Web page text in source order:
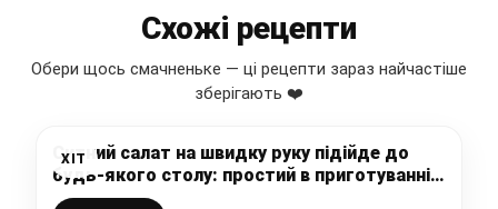
Схожі рецепти
Обери щось смачненьке — ці рецепти зараз найчастіше
зберігають ❤️
ХІТ
Ситний салат на швидку руку підійде до
будь-якого столу: простий в приготуванні,
але дуже смачний, зберігайте рецепт